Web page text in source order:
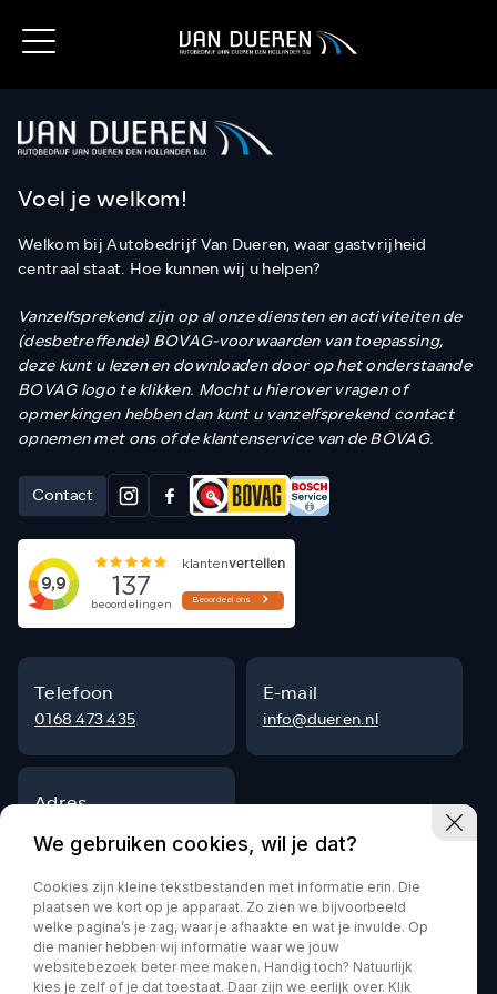
Voel je welkom!
Welkom bij Autobedrijf Van Dueren, waar gastvrijheid
centraal staat. Hoe kunnen wij u helpen?
Vanzelfsprekend zijn op al onze diensten en activiteiten de
(desbetreffende) BOVAG-voorwaarden van toepassing,
deze kunt u lezen en downloaden door op het onderstaande
BOVAG logo te klikken. Mocht u hierover vragen of
opmerkingen hebben dan kunt u vanzelfsprekend contact
opnemen met ons of de klantenservice van de BOVAG.
Contact
Telefoon
0168 473 435
E-mail
info@dueren.nl
Adres
4797 SG Willemstad
Privacy policy
We gebruiken cookies, wil je dat?
Cookies zijn kleine tekstbestanden met informatie erin. Die
plaatsen we kort op je apparaat. Zo zien we bijvoorbeeld
welke pagina’s je zag, waar je afhaakte en wat je invulde. Op
die manier hebben wij informatie waar we jouw
websitebezoek beter mee maken. Handig toch? Natuurlijk
kies je zelf of je dat toestaat. Daar zijn we eerlijk over. Klik